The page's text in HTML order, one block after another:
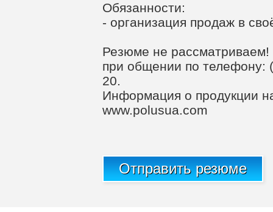
Обязанности:
- организация продаж в
Резюме не
при общении по телефону:
20.
Информация о продукции
www.polusua.com
Отправить резюме